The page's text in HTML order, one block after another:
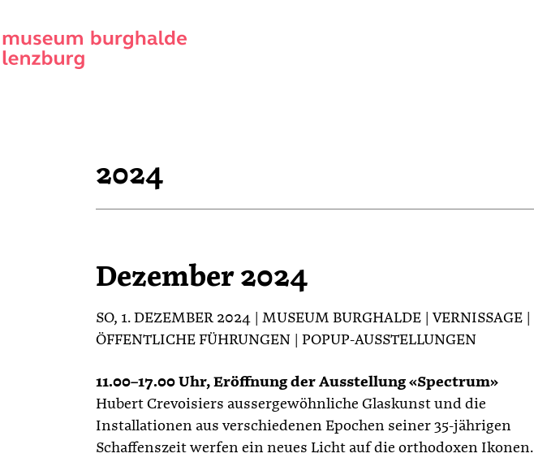
2024
Dezember 2024
SO, 1. DEZEMBER 2024 | MUSEUM BURGHALDE | VERNISSAGE |
ÖFFENTLICHE FÜHRUNGEN | POPUP-AUSSTELLUNGEN
11.00–17.00 Uhr, Eröffnung der Ausstellung «Spectrum»
Hubert Crevoisiers aussergewöhnliche Glaskunst und die
Installationen aus verschiedenen Epochen seiner 35-jährigen
Schaffenszeit werfen ein neues Licht auf die orthodoxen Ikonen.